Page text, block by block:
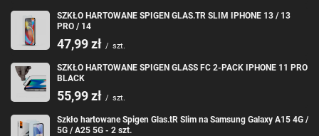
SZKŁO HARTOWANE SPIGEN GLAS.TR SLIM IPHONE 13 / 13
PRO / 14
47,99 zł / szt.
SZKŁO HARTOWANE SPIGEN GLASS FC 2-PACK IPHONE 11 PRO
BLACK
55,99 zł / szt.
Szkło hartowane Spigen Glas.tR Slim na Samsung Galaxy A15 4G /
5G / A25 5G - 2 szt.